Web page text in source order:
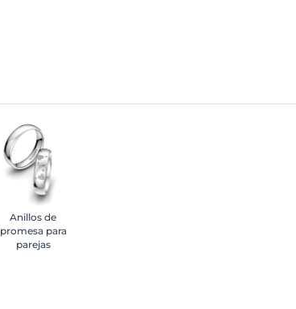
Anillos de
promesa para
parejas